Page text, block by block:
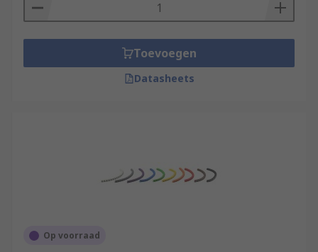
Toevoegen
Datasheets
Op voorraad